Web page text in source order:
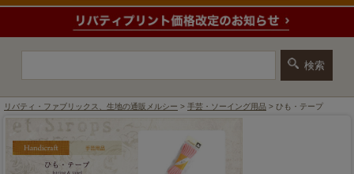
リバティ・ファブリックス、生地の通販メルシー > 手芸・ソーイング用品 > ひも・テープ